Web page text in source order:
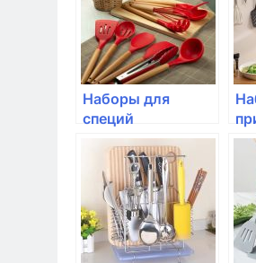
Наборы для
специй